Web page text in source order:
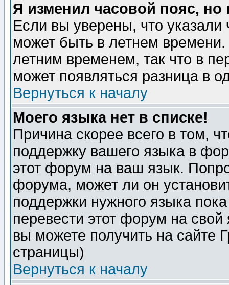
Я изменил часовой пояс,
Если вы уверены, что указали
может быть в летнем
летним временем, так что в
может появляться разница в
Вернуться к началу
Моего языка нет в списке!
Причина скорее всего в том,
поддержку вашего языка в
этот форум на ваш язык.
форума, может ли он
поддержки нужного языка
перевести этот форум на
вы можете получить на сайте
страницы)
Вернуться к началу